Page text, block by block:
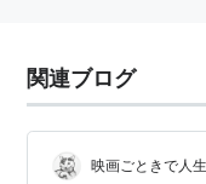
関連ブログ
映画ごときで人